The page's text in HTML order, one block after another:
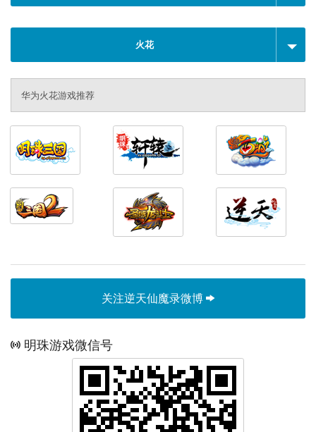
火花
华为火花游戏推荐
关注逆天仙魔录微博
明珠游戏微信号